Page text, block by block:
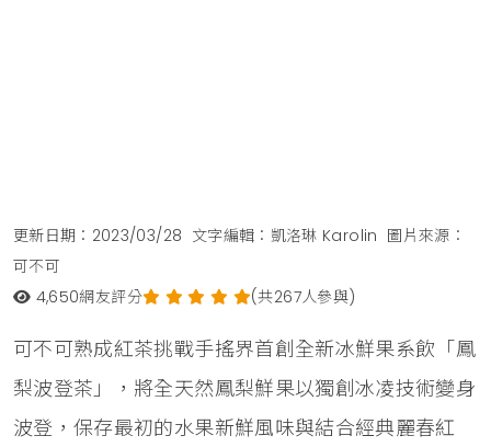
更新日期：2023/03/28 文字編輯：凱洛琳 Karolin 圖片來源：
可不可
4,650網友評分 (共267人參與)
可不可熟成紅茶挑戰手搖界首創全新冰鮮果系飲「鳳
梨波登茶」，將全天然鳳梨鮮果以獨創冰凌技術變身
波登，保存最初的水果新鮮風味與結合經典麗春紅